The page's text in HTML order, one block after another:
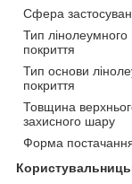
Сфера
Тип лінолеумного
покриття
Тип основи
покриття
Товщина
захисного шару
Форма